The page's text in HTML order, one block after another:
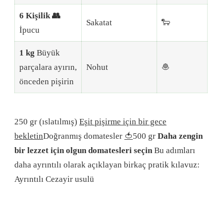
6 Kişilik 👥
İpucu
Sakatat 🐑
1 kg Büyük
parçalara ayırın,
önceden pişirin
Nohut 🧆
250 gr (ıslatılmış) Eşit pişirme için bir gece
bekletinDoğranmış domatesler 🍅500 gr Daha zengin
bir lezzet için olgun domatesleri seçin Bu adımları
daha ayrıntılı olarak açıklayan birkaç pratik kılavuz:
Ayrıntılı Cezayir usulü